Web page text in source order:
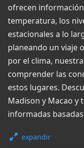
ofrecen
temperatura, los
estacionales a lo
planeando un viaje
por el clima,
comprender las
estos lugares.
Madison y Macao y
informadas
expandir